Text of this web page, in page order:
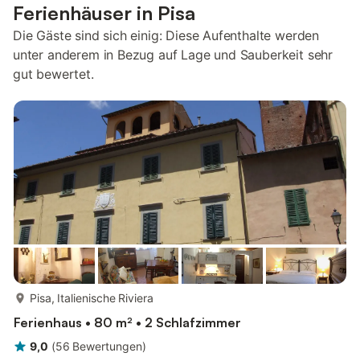
Ferienhäuser in Pisa
Die Gäste sind sich einig: Diese Aufenthalte werden
unter anderem in Bezug auf Lage und Sauberkeit sehr
gut bewertet.
Pisa, Italienische Riviera
Ferienhaus • 80 m² • 2 Schlafzimmer
9,0 (56 Bewertungen)